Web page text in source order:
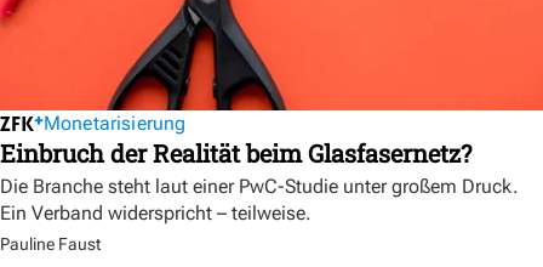
Monetarisierung
Einbruch der Realität beim Glasfasernetz?
Die Branche steht laut einer PwC-Studie unter großem Druck.
Ein Verband widerspricht – teilweise.
Pauline Faust